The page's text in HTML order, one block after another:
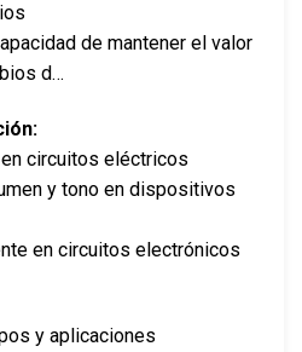
de mantener el valor
d…
circuitos eléctricos
y tono en dispositivos
en circuitos electrónicos
y aplicaciones